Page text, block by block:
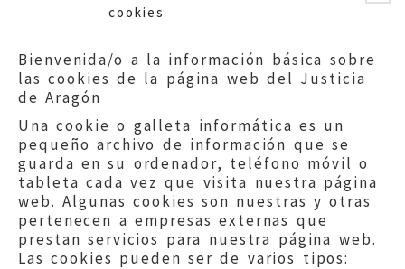
cookies
Bienvenida/o a la información básica sobre
las cookies de la página web del Justicia
de Aragón
Una cookie o galleta informática es un
pequeño archivo de información que se
guarda en su ordenador, teléfono móvil o
tableta cada vez que visita nuestra página
web. Algunas cookies son nuestras y otras
pertenecen a empresas externas que
prestan servicios para nuestra página web.
Las cookies pueden ser de varios tipos: